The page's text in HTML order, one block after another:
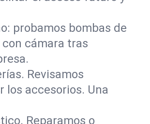
probamos bombas de
cámara tras
Revisamos
los accesorios. Una
Reparamos o